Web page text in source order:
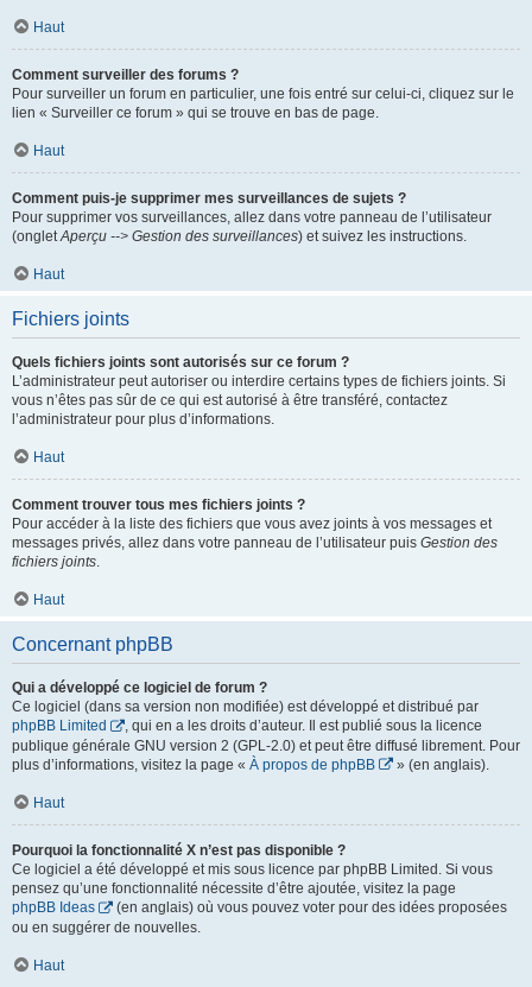
Haut
Comment surveiller des forums ?
Pour surveiller un forum en particulier, une fois entré sur celui-ci, cliquez sur le
lien « Surveiller ce forum » qui se trouve en bas de page.
Haut
Comment puis-je supprimer mes surveillances de sujets ?
Pour supprimer vos surveillances, allez dans votre panneau de l’utilisateur
(ongletAperçu --> Gestion des surveillances) et suivez les instructions.
Haut
Fichiers joints
Quels fichiers joints sont autorisés sur ce forum ?
L’administrateur peut autoriser ou interdire certains types de fichiers joints. Si
vous n’êtes pas sûr de ce qui est autorisé à être transféré, contactez
l’administrateur pour plus d’informations.
Haut
Comment trouver tous mes fichiers joints ?
Pour accéder à la liste des fichiers que vous avez joints à vos messages et
messages privés, allez dans votre panneau de l’utilisateur puis Gestion des
fichiers joints.
Haut
Concernant phpBB
Qui a développé ce logiciel de forum ?
Ce logiciel (dans sa version non modifiée) est développé et distribué par
phpBB Limited
, qui en a les droits d’auteur. Il est publié sous la licence
publique générale GNU version 2 (GPL-2.0) et peut être diffusé librement. Pour
plus d’informations, visitez la page « À propos de phpBB » (en anglais).
Haut
Pourquoi la fonctionnalité X n’est pas disponible ?
Ce logiciel a été développé et mis sous licence par phpBB Limited. Si vous
pensez qu’une fonctionnalité nécessite d’être ajoutée, visitez la page
phpBB Ideas
(en anglais) où vous pouvez voter pour des idées proposées
ou en suggérer de nouvelles.
Haut